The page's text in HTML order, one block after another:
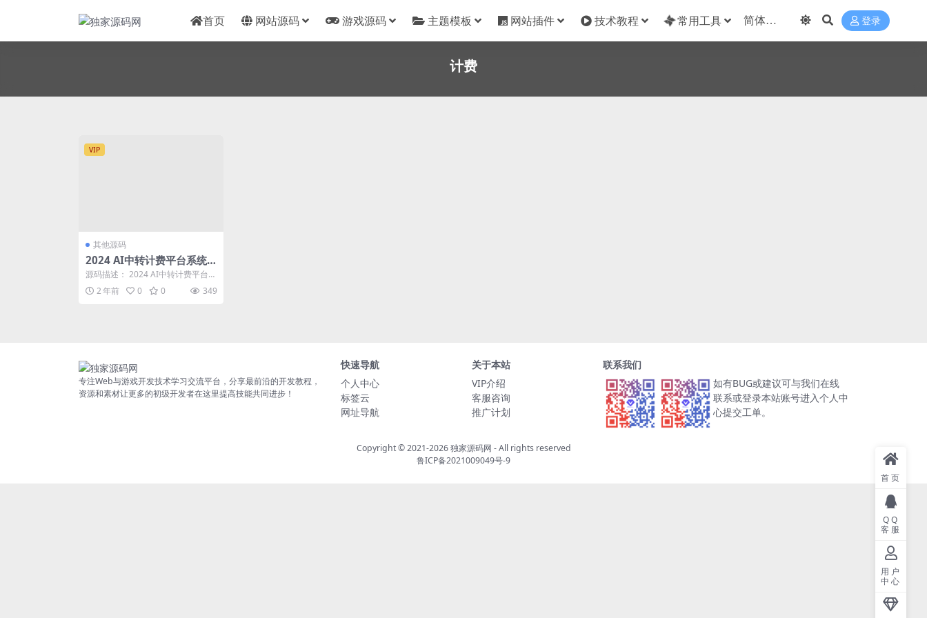
首页 网站源码 游戏源码 主题模板 网站插件 技术教程 常用工具 登录
计费
VIP
其他源码
2024 AI中转计费平台系统
源码
源码描述： 2024 AI中转计费平台系
统源码 源码截图：
2 年前 0 0 349
专注Web与游戏开发技术学习交流平台，分享最前沿的开发教程，
资源和素材让更多的初级开发者在这里提高技能共同进步！
快速导航
个人中心
标签云
网址导航
关于本站
VIP介绍
客服咨询
推广计划
联系我们
如有BUG或建议可与我们在线
联系或登录本站账号进入个人中
心提交工单。
Copyright © 2021-2026独家源码网 - All rights reserved
鲁ICP备2021009049号-9
首页
QQ
客服
用户
中心